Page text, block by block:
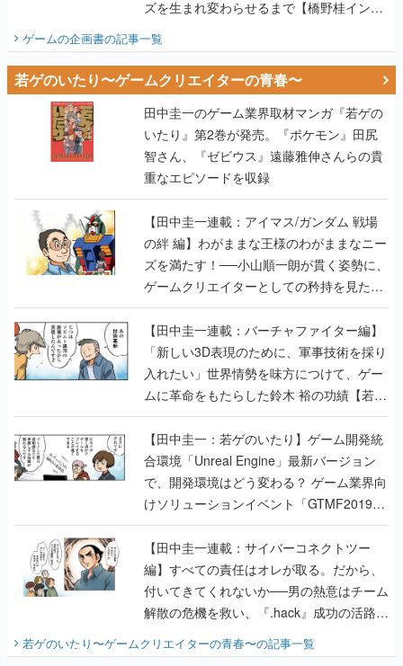
ズを生まれ変わらせるまで【橋野桂インタ
ビュー】
ゲームの企画書の記事一覧
若ゲのいたり〜ゲームクリエイターの青春〜
田中圭一のゲーム業界取材マンガ『若ゲの
いたり』第2巻が発売。『ポケモン』田尻
智さん、『ゼビウス』遠藤雅伸さんらの貴
重なエピソードを収録
【田中圭一連載：アイマス/ガンダム 戦場
の絆 編】わがままな王様のわがままなニー
ズを満たす！──小山順一朗が貫く姿勢に、
ゲームクリエイターとしての矜持を見た
【若ゲのいたり最終回】
【田中圭一連載：バーチャファイター編】
「新しい3D表現のために、軍事技術を採り
入れたい」世界情勢を味方につけて、ゲー
ムに革命をもたらした鈴木 裕の功績【若ゲ
のいたり】
【田中圭一：若ゲのいたり】ゲーム開発統
合環境「Unreal Engine」最新バージョン
で、開発環境はどう変わる？ ゲーム業界向
けソリューションイベント「GTMF2019」
に行って、より理解を深めよう【PR】
【田中圭一連載：サイバーコネクトツー
編】すべての責任はオレが取る。だから、
付いてきてくれないか──男の熱意はチーム
解散の危機を救い、『.hack』成功の活路を
開く。業界の快男児・松山 洋に流れる血は
『少年ジャンプ』色だった【若ゲのいた
若ゲのいたり〜ゲームクリエイターの青春〜の記事一覧